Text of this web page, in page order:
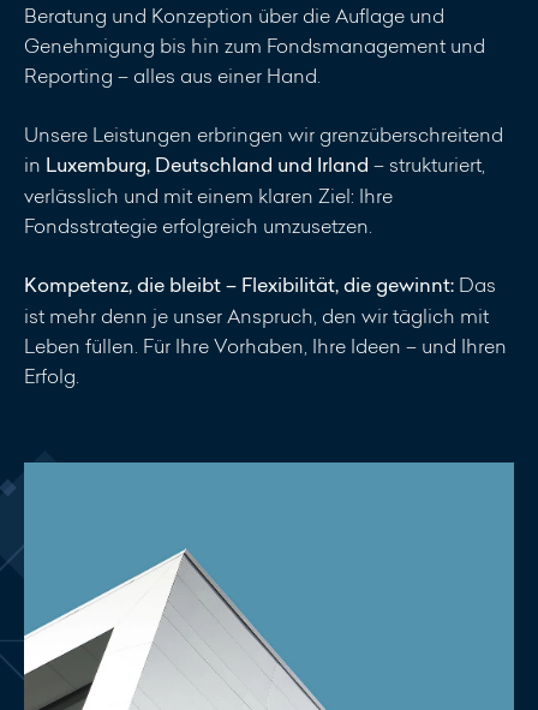
Beratung und Konzeption über die Auflage und
Genehmigung bis hin zum Fondsmanagement und
Reporting – alles aus einer Hand.
Unsere Leistungen erbringen wir grenzüberschreitend
in Luxemburg, Deutschland und Irland – strukturiert,
verlässlich und mit einem klaren Ziel: Ihre
Fondsstrategie erfolgreich umzusetzen.
Kompetenz, die bleibt – Flexibilität, die gewinnt: Das
ist mehr denn je unser Anspruch, den wir täglich mit
Leben füllen. Für Ihre Vorhaben, Ihre Ideen – und Ihren
Erfolg.